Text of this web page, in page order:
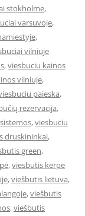
stokholme,
varsuvoje,
,
vilniuje
,viesbuciu kainos
vilniuje,
paieska,
rezervacija,
,viesbuciu
druskininkai,
green,
,viesbutis kerpe
,viešbutis lietuva,
,viešbutis
,viešbutis